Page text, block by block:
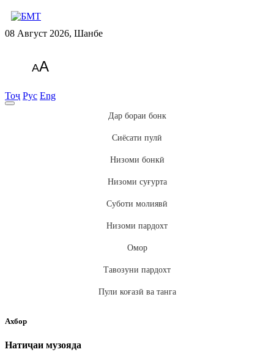
08 Август 2026, Шанбе
AA
Тоҷ Рус Eng
Дар бораи бонк
Сиёсати пулӣ
Низоми бонкӣ
Низоми суғурта
Суботи молиявӣ
Низоми пардохт
Омор
Тавозуни пардохт
Пули коғазӣ ва танга
Ахбор
Натиҷаи музояда